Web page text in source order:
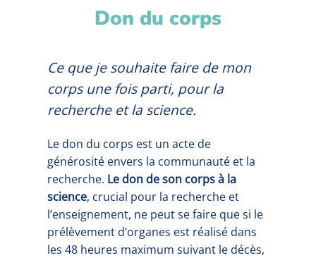
Don du corps
Ce que je souhaite faire de mon
corps une fois parti, pour la
recherche et la science.
Le don du corps est un acte de
générosité envers la communauté et la
recherche. Le don de son corps à la
science, crucial pour la recherche et
l’enseignement, ne peut se faire que si le
prélèvement d’organes est réalisé dans
les 48 heures maximum suivant le décès,